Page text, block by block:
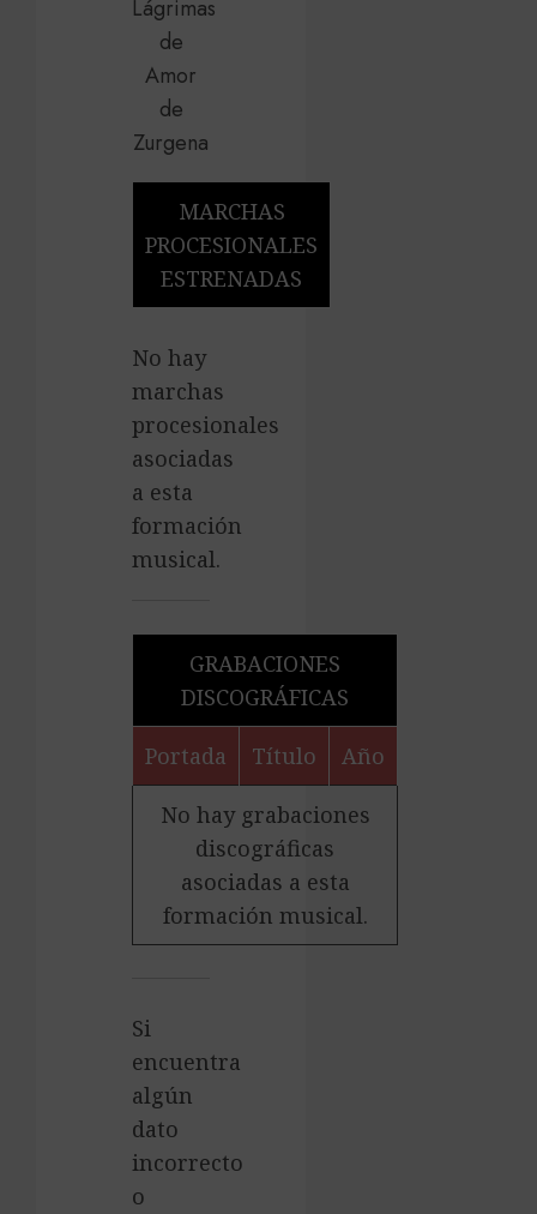
MARCHAS
PROCESIONALES
ESTRENADAS
No hay
marchas
procesionales
asociadas
a esta
formación
musical.
GRABACIONES
DISCOGRÁFICAS
Portada Título Año
No hay grabaciones
discográficas
asociadas a esta
formación musical.
Si
encuentra
algún
dato
incorrecto
o